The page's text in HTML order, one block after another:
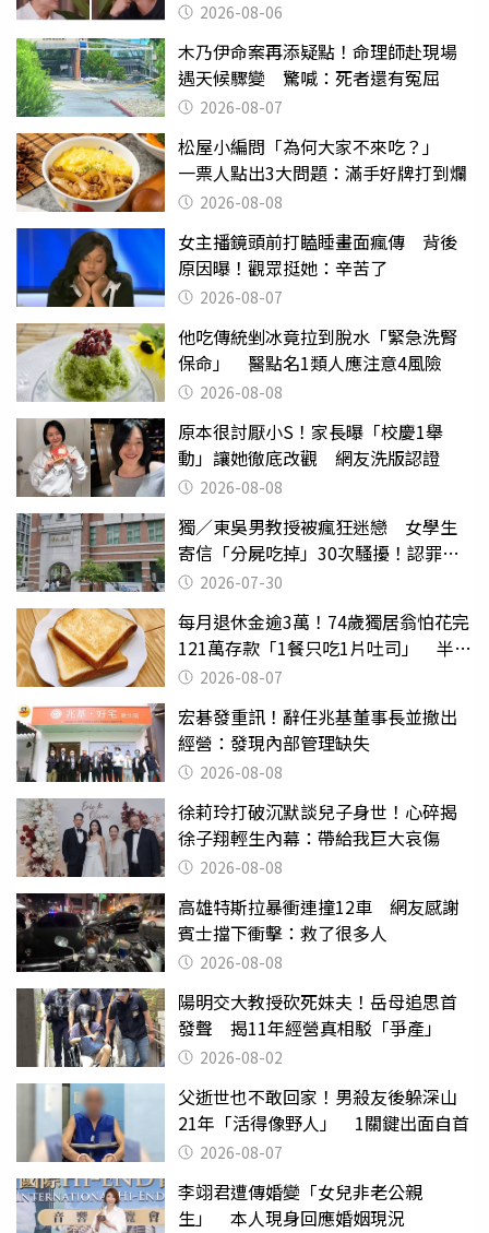
2026-08-06
木乃伊命案再添疑點！命理師赴現場
遇天候驟變 驚喊：死者還有冤屈
2026-08-07
松屋小編問「為何大家不來吃？」
一票人點出3大問題：滿手好牌打到爛
2026-08-08
女主播鏡頭前打瞌睡畫面瘋傳 背後
原因曝！觀眾挺她：辛苦了
2026-08-07
他吃傳統剉冰竟拉到脫水「緊急洗腎
保命」 醫點名1類人應注意4風險
2026-08-08
原本很討厭小S！家長曝「校慶1舉
動」讓她徹底改觀 網友洗版認證
2026-08-08
獨／東吳男教授被瘋狂迷戀 女學生
寄信「分屍吃掉」30次騷擾！認罪免
關 2026-07-30
每月退休金逾3萬！74歲獨居翁怕花完
121萬存款「1餐只吃1片吐司」 半年
後暴瘦嚇壞女兒
2026-08-07
宏碁發重訊！辭任兆基董事長並撤出
經營：發現內部管理缺失
2026-08-08
徐莉玲打破沉默談兒子身世！心碎揭
徐子翔輕生內幕：帶給我巨大哀傷
2026-08-08
高雄特斯拉暴衝連撞12車 網友感謝
賓士擋下衝擊：救了很多人
2026-08-08
陽明交大教授砍死妹夫！岳母追思首
發聲 揭11年經營真相駁「爭產」
2026-08-02
父逝世也不敢回家！男殺友後躲深山
21年「活得像野人」 1關鍵出面自首
2026-08-07
李翊君遭傳婚變「女兒非老公親
生」 本人現身回應婚姻現況